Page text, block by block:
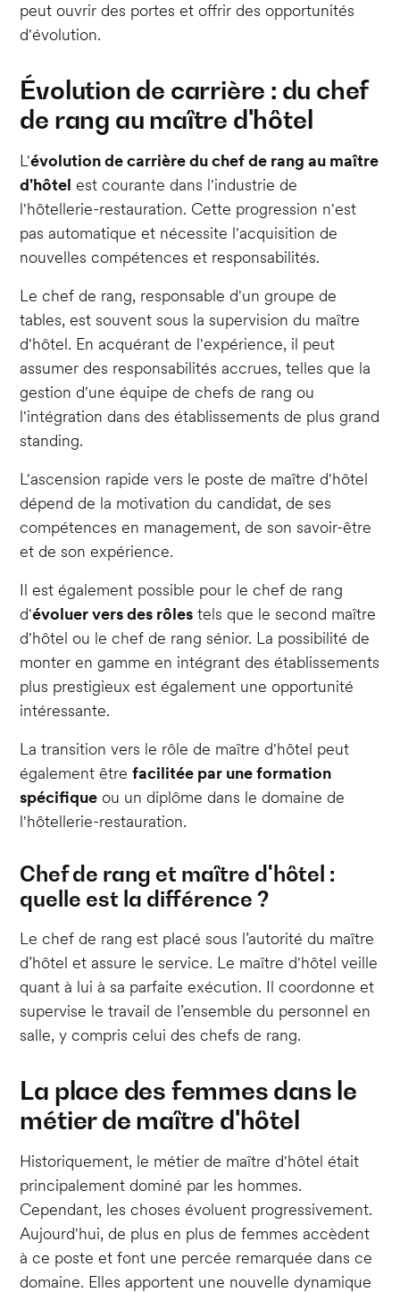
peut ouvrir des portes et offrir des opportunités
d'évolution.
Évolution de carrière : du chef
de rang au maître d'hôtel
L'évolution de carrière du chef de rang au maître
d'hôtel est courante dans l'industrie de
l'hôtellerie-restauration. Cette progression n'est
pas automatique et nécessite l'acquisition de
nouvelles compétences et responsabilités.
Le chef de rang, responsable d'un groupe de
tables, est souvent sous la supervision du maître
d'hôtel. En acquérant de l'expérience, il peut
assumer des responsabilités accrues, telles que la
gestion d'une équipe de chefs de rang ou
l'intégration dans des établissements de plus grand
standing.
L'ascension rapide vers le poste de maître d'hôtel
dépend de la motivation du candidat, de ses
compétences en management, de son savoir-être
et de son expérience.
Il est également possible pour le chef de rang
d'évoluer vers des rôles tels que le second maître
d'hôtel ou le chef de rang sénior. La possibilité de
monter en gamme en intégrant des établissements
plus prestigieux est également une opportunité
intéressante.
La transition vers le rôle de maître d'hôtel peut
également êtrefacilitée par une formation
spécifique ou un diplôme dans le domaine de
l'hôtellerie-restauration.
Chef de rang et maître d'hôtel :
quelle est la différence ?
Le chef de rang est placé sous l’autorité du maître
d’hôtel et assure le service. Le maître d'hôtel veille
quant à lui à sa parfaite exécution. Il coordonne et
supervise le travail de l’ensemble du personnel en
salle, y compris celui des chefs de rang.
La place des femmes dans le
métier de maître d'hôtel
Historiquement, le métier de maître d'hôtel était
principalement dominé par les hommes.
Cependant, les choses évoluent progressivement.
Aujourd'hui, de plus en plus de femmes accèdent
à ce poste et font une percée remarquée dans ce
domaine. Elles apportent une nouvelle dynamique